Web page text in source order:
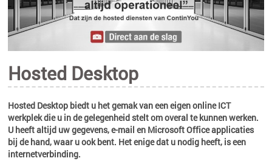
Hosted Desktop
Hosted Desktop biedt u het gemak van een eigen online ICT
werkplek die u in de gelegenheid stelt om overal te kunnen werken.
U heeft altijd uw gegevens, e-mail en Microsoft Office applicaties
bij de hand, waar u ook bent. Het enige dat u nodig heeft, is een
internetverbinding.